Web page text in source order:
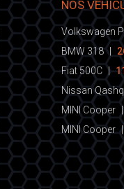
NOS
Volkswagen
BMW 318 |
Fiat 500C |
Nissan
MINI Cooper |
MINI Cooper |